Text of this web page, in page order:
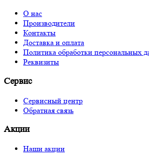
О нас
Производители
Контакты
Доставка и оплата
Политика обработки персональных
Реквизиты
Сервис
Сервисный центр
Обратная связь
Акции
Наши акции